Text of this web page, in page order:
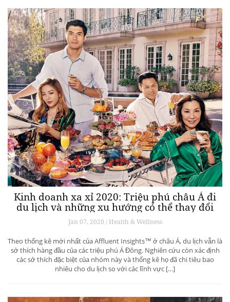
Kinh doanh xa xỉ 2020: Triệu phú châu Á đi
du lịch và những xu hướng có thể thay đổi
ngành du lịch thượng lưu
Jan 07, 2020 / Health & Wellness
Theo thống kê mới nhất của Affluent Insights™ ở châu Á, du lịch vẫn là
sở thích hàng đầu của các triệu phú Á Đông. Nghiên cứu còn xác định
các sở thích đặc biệt của nhóm này và thống kê họ đã chi tiêu bao
nhiêu cho du lịch so với các lĩnh vực […]